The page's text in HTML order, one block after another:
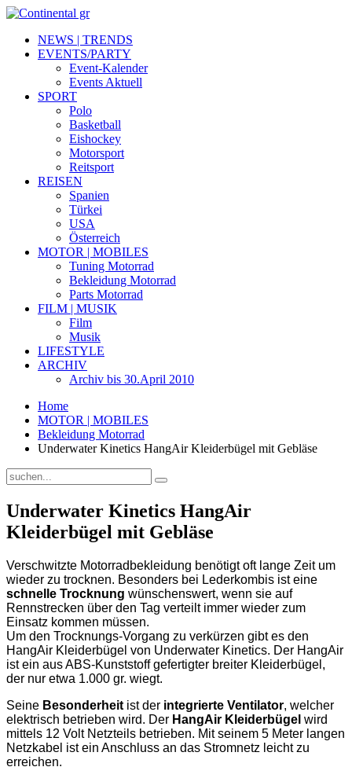
NEWS | TRENDS
EVENTS/PARTY
Event-Kalender
Events Aktuell
SPORT
Polo
Basketball
Eishockey
Motorsport
Reitsport
REISEN
Spanien
Türkei
USA
Österreich
MOTOR | MOBILES
Tuning Motorrad
Bekleidung Motorrad
Parts Motorrad
FILM | MUSIK
Film
Musik
LIFESTYLE
ARCHIV
Archiv bis 30.April 2010
Home
MOTOR | MOBILES
Bekleidung Motorrad
Underwater Kinetics HangAir Kleiderbügel mit Gebläse
Underwater Kinetics HangAir
Kleiderbügel mit Gebläse
Verschwitzte Motorradbekleidung benötigt oft lange Zeit um
wieder zu trocknen. Besonders bei Lederkombis ist eine
schnelle Trocknung wünschenswert, wenn sie auf
Rennstrecken über den Tag verteilt immer wieder zum
Einsatz kommen müssen.
Um den Trocknungs-Vorgang zu verkürzen gibt es den
HangAir Kleiderbügel von Underwater Kinetics. Der HangAir
ist ein aus ABS-Kunststoff gefertigter breiter Kleiderbügel,
der nur etwa 1.000 gr. wiegt.
Seine Besonderheit ist der integrierte Ventilator, welcher
elektrisch betrieben wird. Der HangAir Kleiderbügel wird
mittels 12 Volt Netzteils betrieben. Mit seinem 5 Meter langen
Netzkabel ist ein Anschluss an das Stromnetz leicht zu
erreichen.